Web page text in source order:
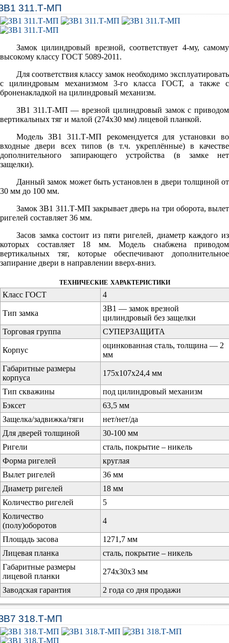
311.Т-МП
Замок цилиндровый врезной, соответствует 4-му, самому
высокому классу ГОСТ 5089-2011.
Для соответствия классу замок необходимо эксплуатировать
с цилиндровым механизмом 3-го класса ГОСТ, а также с
броненакладкой на цилиндровый механизм.
ЗВ1 311.Т-МП — врезной цилиндровый замок с приводом
вертикальных тяг и малой (274х30 мм) лицевой планкой.
Модель ЗВ1 311.Т-МП рекомендуется для установки во
входные двери всех типов (в т.ч. укреплённые) в качестве
дополнительного запирающего устройства (в замке нет
защелки).
Данный замок может быть установлен в двери толщиной от
30 мм до 100 мм.
Замок ЗВ1 311.Т-МП закрывает дверь на три оборота, вылет
ригелей составляет 36 мм.
Засов замка состоит из пяти ригелей, диаметр каждого из
которых составляет 18 мм. Модель снабжена приводом
вертикальных тяг, которые обеспечивают дополнительное
запирание двери в направлении вверх-вниз.
технические характеристики
Класс ГОСТ 4
Тип замка
ЗВ1 — замок врезной
цилиндровый без защелки
Торговая группа
СУПЕРЗАЩИТА
Корпус
оцинкованная сталь, толщина — 2
мм
Габаритные размеры
корпуса
175х107х24,4 мм
Тип скважины
под цилиндровый механизм
Бэксет
63,5 мм
Защелка/задвижка/тяги
нет/нет/да
Для дверей толщиной
30-100 мм
Ригели
сталь, покрытие – никель
Форма ригелей
круглая
Вылет ригелей
36 мм
Диаметр ригелей
18 мм
Количество ригелей
5
Количество
(полу)оборотов
4
Площадь засова
1271,7 мм
Лицевая планка
сталь, покрытие – никель
Габаритные размеры
лицевой планки
274х30х3 мм
Заводская гарантия 2 года со дня продажи
318.Т-МП